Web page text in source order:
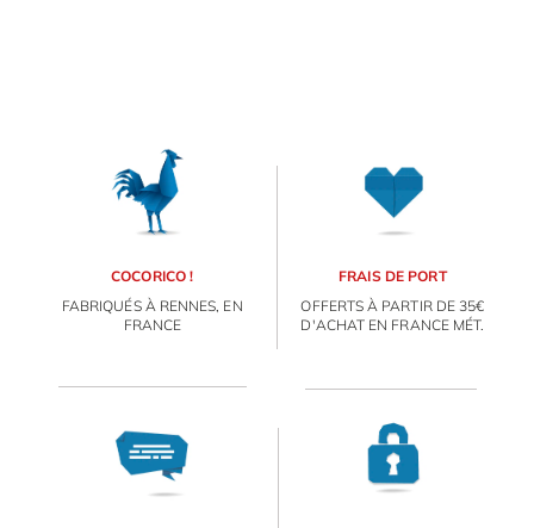
COCORICO !
FABRIQUÉS À RENNES, EN
FRANCE
FRAIS DE PORT
OFFERTS À PARTIR DE 35€
D'ACHAT EN FRANCE MÉT.